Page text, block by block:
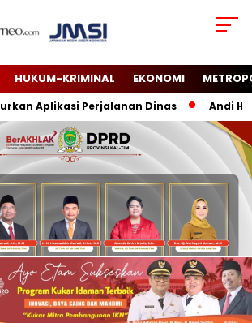
HUKUM-KRIMINAL EKONOMI
Aplikasi Perjalanan Dinas Andi